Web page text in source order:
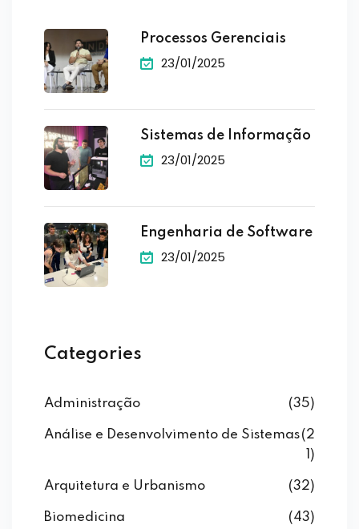
Processos Gerenciais
23/01/2025
Sistemas de Informação
23/01/2025
Engenharia de Software
23/01/2025
Categories
Administração (35)
Análise e Desenvolvimento de Sistemas(2
1)
Arquitetura e Urbanismo (32)
Biomedicina (43)